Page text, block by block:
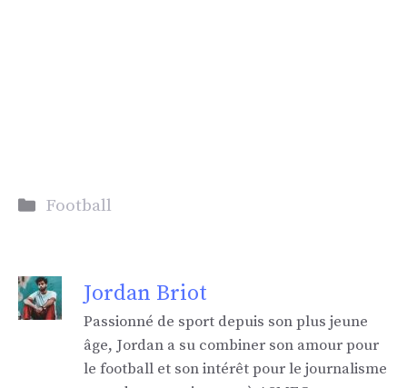
Catégories
Football
Jordan Briot
Passionné de sport depuis son plus jeune
âge, Jordan a su combiner son amour pour
le football et son intérêt pour le journalisme